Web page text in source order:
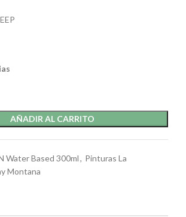
AÑADIR AL CARRITO
Water Based 300ml, Pinturas La
Montana